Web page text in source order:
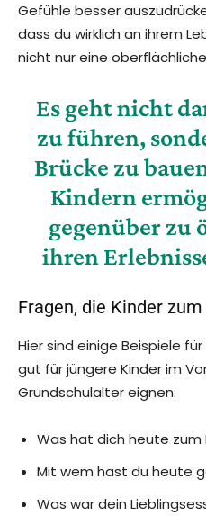
Gefühle besser
dass du wirklich an ihrem
nicht nur eine
Es geht nicht
zu führen,
Brücke zu
Kindern
gegenüber zu
ihren
Fragen, die Kinder
Hier sind einige Beispiele
gut für jüngere Kinder im
Grundschulalter eignen:
Was hat dich heute zum
Mit wem hast du heute
Was war dein